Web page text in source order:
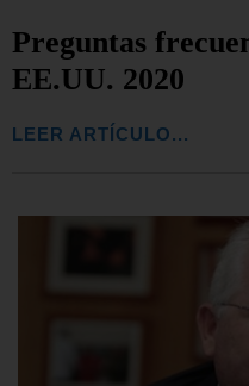
Preguntas
EE.UU. 2020
LEER ARTÍCULO...